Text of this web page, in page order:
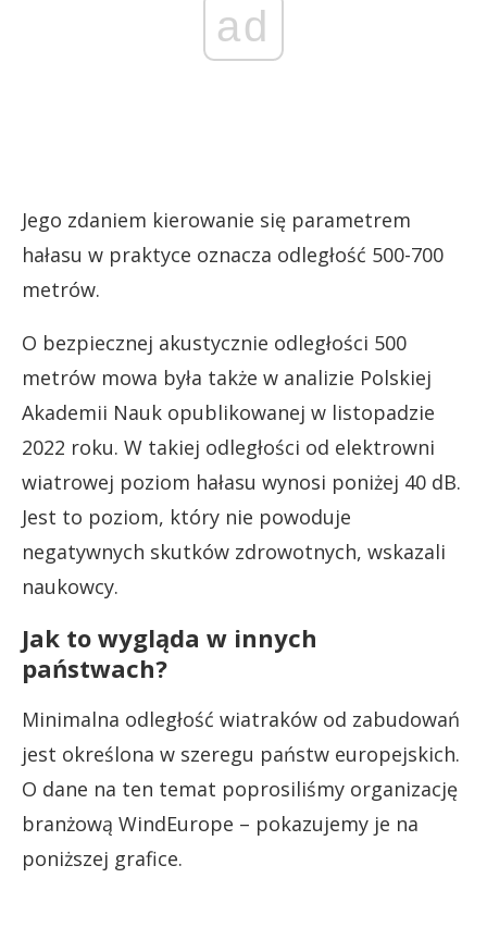
ad
Jego zdaniem kierowanie się parametrem
hałasu w praktyce oznacza odległość 500-700
metrów.
O bezpiecznej akustycznie odległości 500
metrów mowa była także w analizie Polskiej
Akademii Nauk opublikowanej w listopadzie
2022 roku. W takiej odległości od elektrowni
wiatrowej poziom hałasu wynosi poniżej 40 dB.
Jest to poziom, który nie powoduje
negatywnych skutków zdrowotnych, wskazali
naukowcy.
Jak to wygląda w innych
państwach?
Minimalna odległość wiatraków od zabudowań
jest określona w szeregu państw europejskich.
O dane na ten temat poprosiliśmy organizację
branżową WindEurope – pokazujemy je na
poniższej grafice.